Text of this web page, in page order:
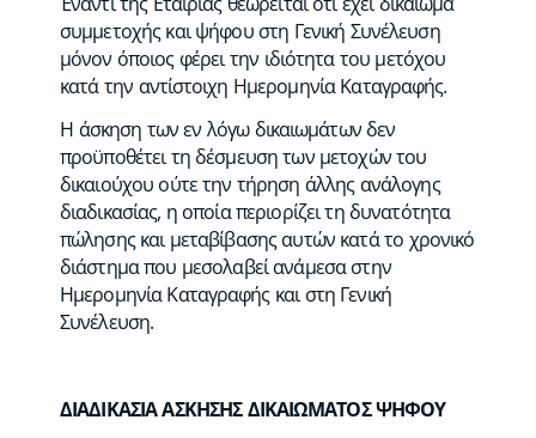
συμμετοχής και ψήφου στη Γενική Συνέλευση
μόνον όποιος φέρει την ιδιότητα του μετόχου
κατά την αντίστοιχη Ημερομηνία Καταγραφής.
Η άσκηση των εν λόγω δικαιωμάτων δεν
προϋποθέτει τη δέσμευση των μετοχών του
δικαιούχου ούτε την τήρηση άλλης ανάλογης
διαδικασίας, η οποία περιορίζει τη δυνατότητα
πώλησης και μεταβίβασης αυτών κατά το χρονικό
διάστημα που μεσολαβεί ανάμεσα στην
Ημερομηνία Καταγραφής και στη Γενική
Συνέλευση.
ΔΙΑΔΙΚΑΣΙΑ ΑΣΚΗΣΗΣ ΔΙΚΑΙΩΜΑΤΟΣ ΨΗΦΟΥ